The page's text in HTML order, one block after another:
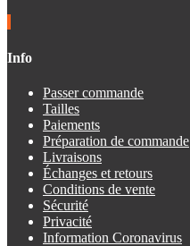
Info
Passer commande
Tailles
Paiements
Préparation de commande
Livraisons
Échanges et retours
Conditions de vente
Sécurité
Privacité
Information Coronavirus